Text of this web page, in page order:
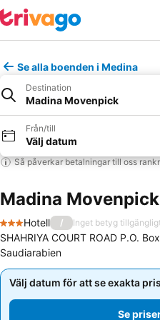
Se alla boenden i Medina
Destination
Madina Movenpick
Från/till
Välj datum
Så påverkar betalningar till oss
Madina Movenpick
3 Stjärnor
Hotell / Inget betyg
SHAHRIYA COURT ROAD P.O.
Saudiarabien
Välj datum för att se exakta
Se
Välj datum för att se exakta
Se